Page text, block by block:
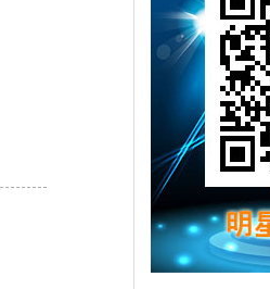
演执导的电影“街头三部曲”完
喜剧电影《赏金猎人》在上海和
。9月10日。11月25日，李敏
何宣传的情况登上日本公信榜亚
纪念写真《HERE》回馈粉丝
。6月16日，发行《赏金猎人》